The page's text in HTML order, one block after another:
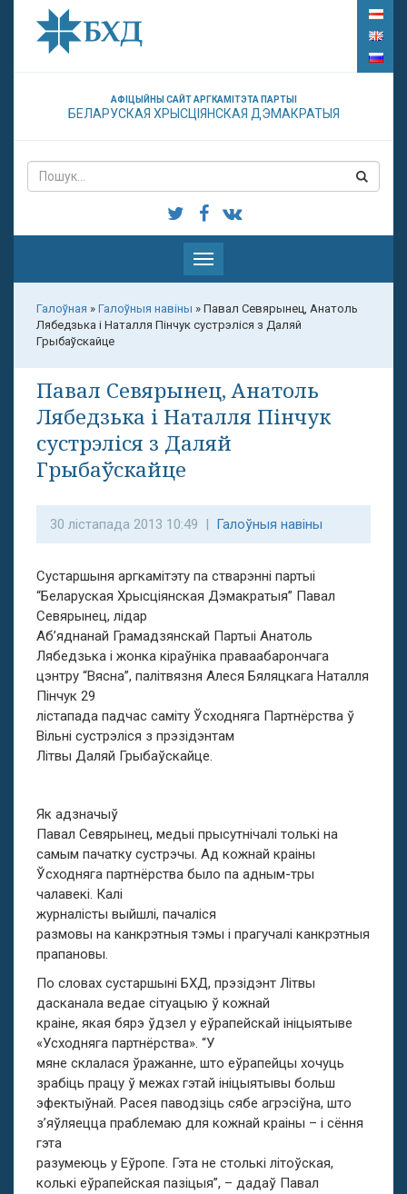
АФІЦЫЙНЫ САЙТ АРГКАМІТЭТА ПАРТЫІ
БЕЛАРУСКАЯ ХРЫСЦІЯНСКАЯ ДЭМАКРАТЫЯ
Паказаць
меню
Галоўная » Галоўныя навіны » Павал Севярынец, Анатоль
Лябедзька і Наталля Пінчук сустрэліся з Даляй
Грыбаўскайце
Павал Севярынец, Анатоль
Лябедзька і Наталля Пінчук
сустрэліся з Даляй
Грыбаўскайце
30 лістапада 2013 10:49 | Галоўныя навіны
Сустаршыня аргкамітэту па стварэнні партыі
“Беларуская Хрысціянская Дэмакратыя” Павал
Севярынец, лідар
Аб’яднанай Грамадзянскай Партыі Анатоль
Лябедзька і жонка кіраўніка праваабарончага
цэнтру “Вясна”, палітвязня Алеся Бяляцкага Наталля
Пінчук 29
лістапада падчас саміту Ўсходняга Партнёрства ў
Вільні сустрэліся з прэзідэнтам
Літвы Даляй Грыбаўскайце.
Як адзначыў
Павал Севярынец, медыі прысутнічалі толькі на
самым пачатку сустрэчы. Ад кожнай краіны
Ўсходняга партнёрства было па адным-тры
чалавекі. Калі
журналісты выйшлі, пачаліся
размовы на канкрэтныя тэмы і прагучалі канкрэтныя
прапановы.
По словах сустаршыні БХД, прэзідэнт Літвы
дасканала ведае сітуацыю ў кожнай
краіне, якая бярэ ўдзел у еўрапейскай ініцыятыве
«Усходняга партнёрства». “У
мяне склалася ўражанне, што еўрапейцы хочуць
зрабіць працу ў межах гэтай ініцыятывы больш
эфектыўнай. Расея паводзіць сябе агрэсіўна, што
з’яўляецца праблемаю для кожнай краіны – і сёння
гэта
разумеюць у Еўропе. Гэта не столькі літоўская,
колькі еўрапейская пазіцыя”, – дадаў Павал